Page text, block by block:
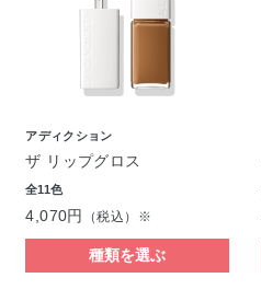
アディクション
ザ リップグロス
全11色
4,070円 （税込）※
種類を選ぶ